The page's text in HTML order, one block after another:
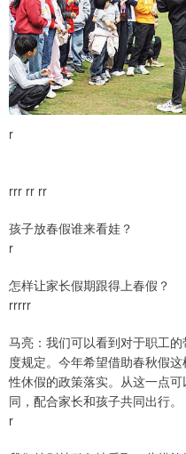
r
rrr rr rr
孩子放春假谁来看娃？
r
怎样让家长假期跟得上春假？
rrrrr
马亮：我们可以看到对于职工
度规定。今年希望借助春秋假
性休假的政策落实。从这一点
同，配合家长和孩子共同出行。
r